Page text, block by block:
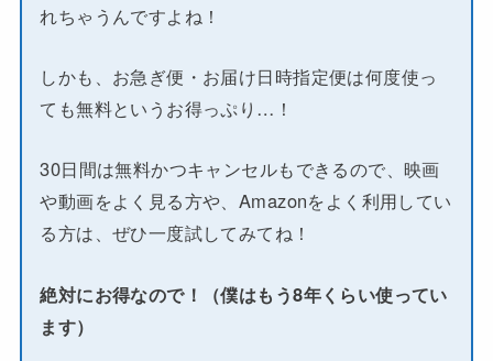
れちゃうんですよね！
しかも、お急ぎ便・お届け日時指定便は何度使っ
ても無料というお得っぷり…！
30日間は無料かつキャンセルもできるので、映画
や動画をよく見る方や、Amazonをよく利用してい
る方は、ぜひ一度試してみてね！
絶対にお得なので！（僕はもう8年くらい使ってい
ます）